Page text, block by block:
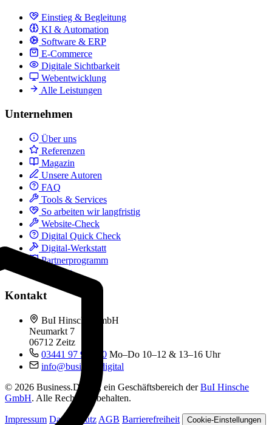
Einstieg & Begleitung
KI & Automation
Software & ERP
E-Commerce
Digitale Sichtbarkeit
Webentwicklung
Alle Leistungen
Unternehmen
Über uns
Referenzen
Magazin
Unsere Autoren
FAQ
Tools & Services
So arbeiten wir langfristig
Website-Check
Digital Quick Check
Digital-Werkstatt
Partnerprogramm
Kontakt
Kontakt
BuI Hinsche GmbH
Neumarkt 7
06712 Zeitz
03441 97 99 060 Mo–Do 10–12 & 13–16 Uhr
info@business.digital
© 2026 Business.Digital, ein Geschäftsbereich derBuI Hinsche
GmbH. Alle Rechte vorbehalten.
Impressum Datenschutz AGB Barrierefreiheit Cookie-Einstellungen